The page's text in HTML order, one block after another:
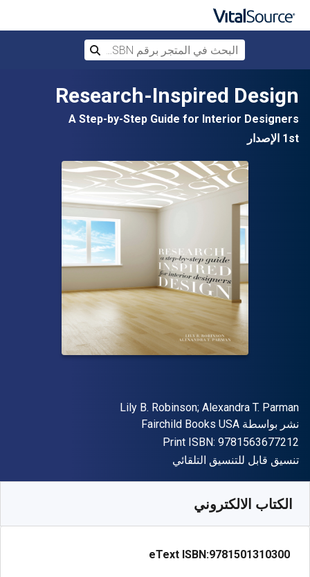
تخطي إلى المحتوى الرئيسي
Research-Inspired Design
A Step-by-Step Guide for Interior Designers
1st الإصدار
المؤلف (المؤلفون)
Lily B. Robinson; Alexandra T. Parman
الناشر
نشر بواسطة Fairchild Books USA
Print ISBN: 9781563677212
شكل
تنسيق قابل للتنسيق التلقائي
الكتاب الالكتروني
eText ISBN:9781501310300